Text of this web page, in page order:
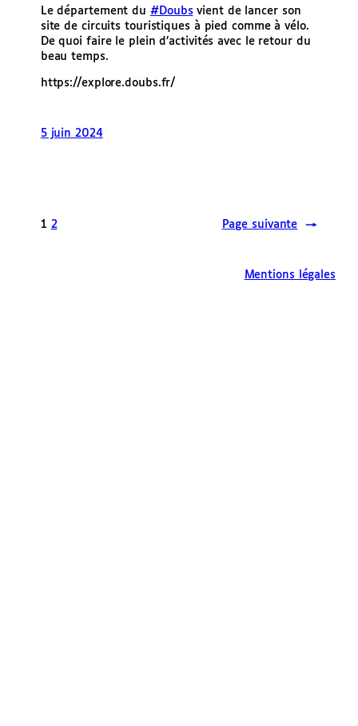
Le département du #Doubsvient de lancer son
site de circuits touristiques à pied comme à vélo.
De quoi faire le plein d’activités avec le retour du
beau temps.
https://explore.doubs.fr/
5 juin 2024
1 2 Page suivante →
Mentions légales